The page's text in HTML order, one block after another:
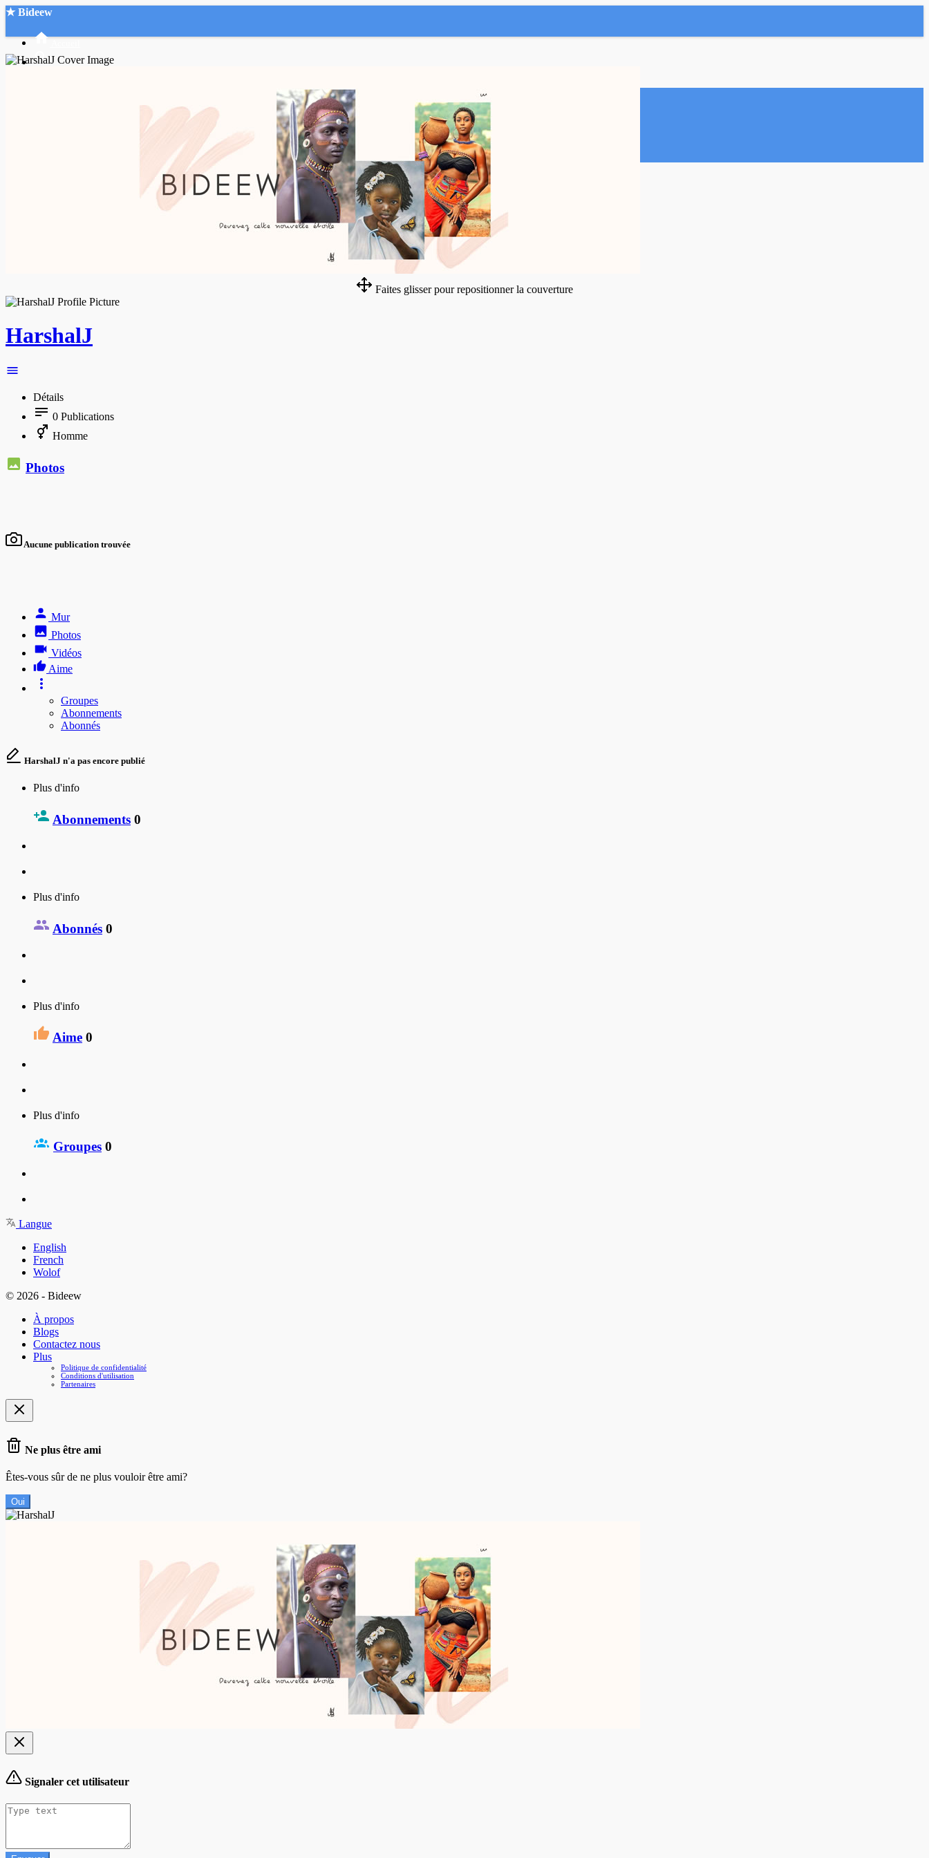
★ Bideew
Faites glisser pour repositionner la couverture
HarshalJ
Détails
0 Publications
Homme
Photos
Aucune publication trouvée
Mur
Photos
Vidéos
Aime
Groupes
Abonnements
Abonnés
HarshalJ n'a pas encore publié
Plus d'info
Abonnements 0
Plus d'info
Abonnés 0
Plus d'info
Aime 0
Plus d'info
Groupes 0
Langue
English
French
Wolof
© 2026 - Bideew
À propos
Blogs
Contactez nous
Plus
Politique de confidentialité
Conditions d'utilisation
Partenaires
Ne plus être ami
Êtes-vous sûr de ne plus vouloir être ami?
Oui
Signaler cet utilisateur